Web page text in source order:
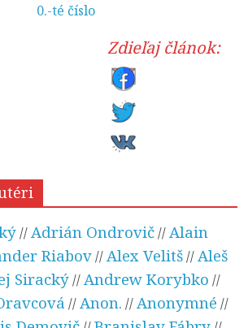
0.-té číslo
Zdieľaj článok:
//Adrián Ondrovič//Alain
Riabov//Alex Velitš//Aleš
Siracký//Andrew Korybko //
//Anon. //Anonymné //